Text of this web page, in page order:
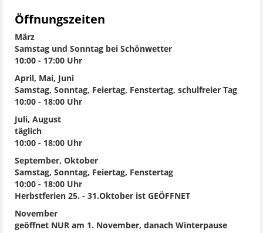
Öffnungszeiten
März
Samstag und Sonntag bei Schönwetter
10:00 - 17:00 Uhr
April, Mai, Juni
Samstag, Sonntag, Feiertag, Fenstertag, schulfreier Tag
10:00 - 18:00 Uhr
Juli, August
täglich
10:00 - 18:00 Uhr
September, Oktober
Samstag, Sonntag, Feiertag, Fenstertag
10:00 - 18:00 Uhr
Herbstferien 25. - 31.Oktober ist GEÖFFNET
November
geöffnet NUR am 1. November, danach Winterpause